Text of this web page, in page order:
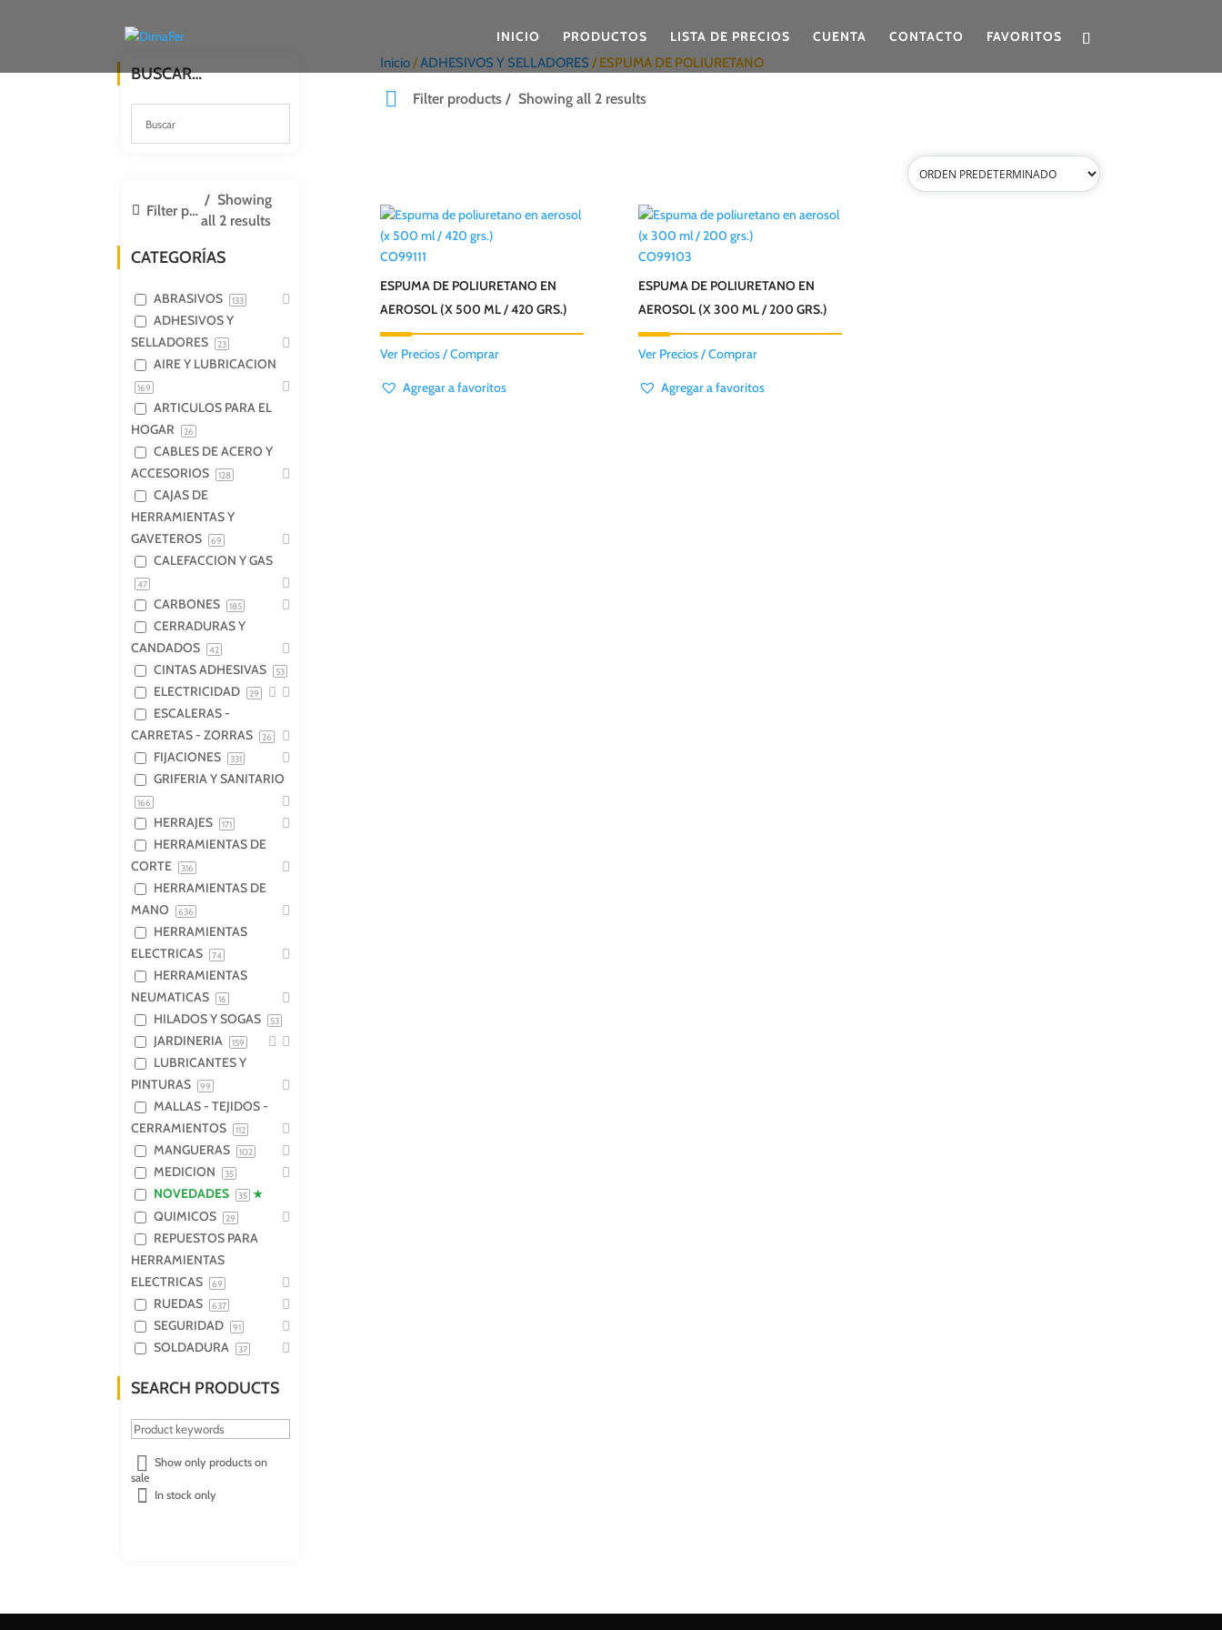
INICIO PRODUCTOS LISTA DE PRECIOS CUENTA CONTACTO
FAVORITOS
Inicio/ADHESIVOS Y SELLADORES / ESPUMA DE POLIURETANO
Filter products Showing all 2 results
CO99111
ESPUMA DE POLIURETANO EN
AEROSOL (X 500 ML / 420 GRS.)
Ver Precios / Comprar
Agregar a favoritos
CO99103
ESPUMA DE POLIURETANO EN
AEROSOL (X 300 ML / 200 GRS.)
Ver Precios / Comprar
Agregar a favoritos
BUSCAR…
Filter products
Showing
all 2 results
CATEGORÍAS
ABRASIVOS 133
ADHESIVOS Y
SELLADORES
23
AIRE Y LUBRICACION
169
ARTICULOS PARA EL
HOGAR
26
CABLES DE ACERO Y
ACCESORIOS
128
CAJAS DE
HERRAMIENTAS Y
GAVETEROS
69
CALEFACCION Y GAS
47
CARBONES 185
CERRADURAS Y
CANDADOS
42
CINTAS ADHESIVAS 53
ELECTRICIDAD 29
ESCALERAS -
CARRETAS - ZORRAS
26
FIJACIONES 331
GRIFERIA Y SANITARIO
166
HERRAJES 171
HERRAMIENTAS DE
CORTE
316
HERRAMIENTAS DE
MANO
636
HERRAMIENTAS
ELECTRICAS
74
HERRAMIENTAS
NEUMATICAS
16
HILADOS Y SOGAS 53
JARDINERIA 159
LUBRICANTES Y
PINTURAS
99
MALLAS - TEJIDOS -
CERRAMIENTOS
112
MANGUERAS 102
MEDICION 35
NOVEDADES 35
QUIMICOS 29
REPUESTOS PARA
HERRAMIENTAS
ELECTRICAS
69
RUEDAS 637
SEGURIDAD 91
SOLDADURA 37
SEARCH PRODUCTS
Show only products on
sale
In stock only